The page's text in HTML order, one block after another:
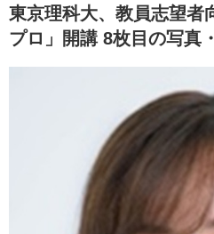
東京理科大、教員志望者
プロ」開講 8枚目の写真